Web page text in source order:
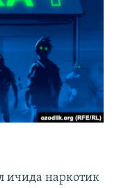
ичида наркотик